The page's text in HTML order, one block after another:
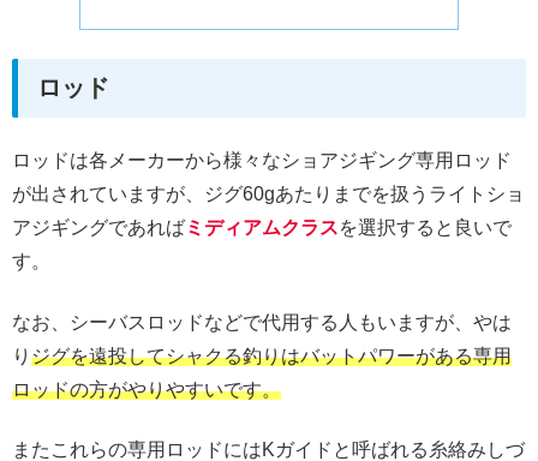
ロッド
ロッドは各メーカーから様々なショアジギング専用ロッド
が出されていますが、ジグ60gあたりまでを扱うライトショ
アジギングであればミディアムクラスを選択すると良いで
す。
なお、シーバスロッドなどで代用する人もいますが、やは
り ジグを遠投してシャクる釣りはバットパワーがある専用
ロッドの方がやりやすいです。
またこれらの専用ロッドにはKガイドと呼ばれる糸絡みしづ